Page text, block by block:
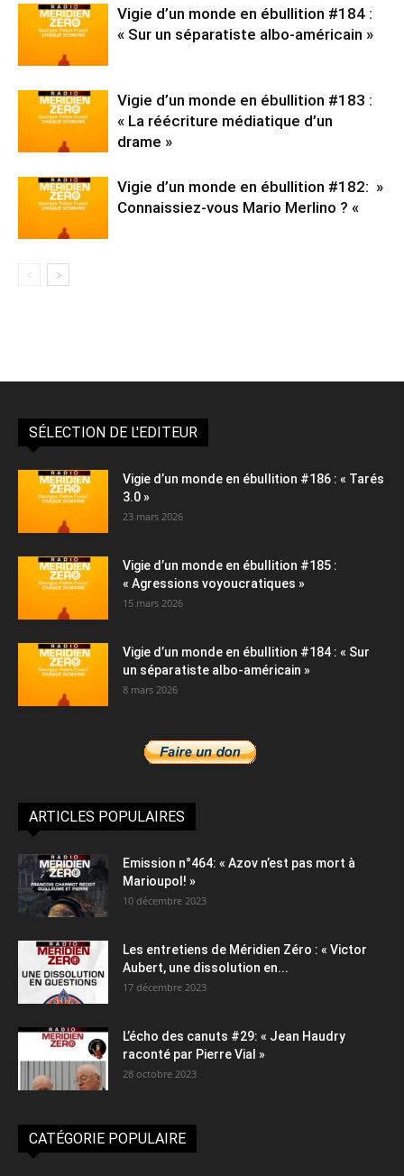
Vigie d’un monde en ébullition #184 :
« Sur un séparatiste albo-américain »
Vigie d’un monde en ébullition #183 :
« La réécriture médiatique d’un
drame »
Vigie d’un monde en ébullition #182: »
Connaissiez-vous Mario Merlino ? «
SÉLECTION DE L'EDITEUR
Vigie d’un monde en ébullition #186 : « Tarés
3.0 »
23 mars 2026
Vigie d’un monde en ébullition #185 :
« Agressions voyoucratiques »
15 mars 2026
Vigie d’un monde en ébullition #184 : « Sur
un séparatiste albo-américain »
8 mars 2026
ARTICLES POPULAIRES
Emission n°464: « Azov n’est pas mort à
Marioupol! »
10 décembre 2023
Les entretiens de Méridien Zéro : « Victor
Aubert, une dissolution en...
17 décembre 2023
L’écho des canuts #29: « Jean Haudry
raconté par Pierre Vial »
28 octobre 2023
CATÉGORIE POPULAIRE